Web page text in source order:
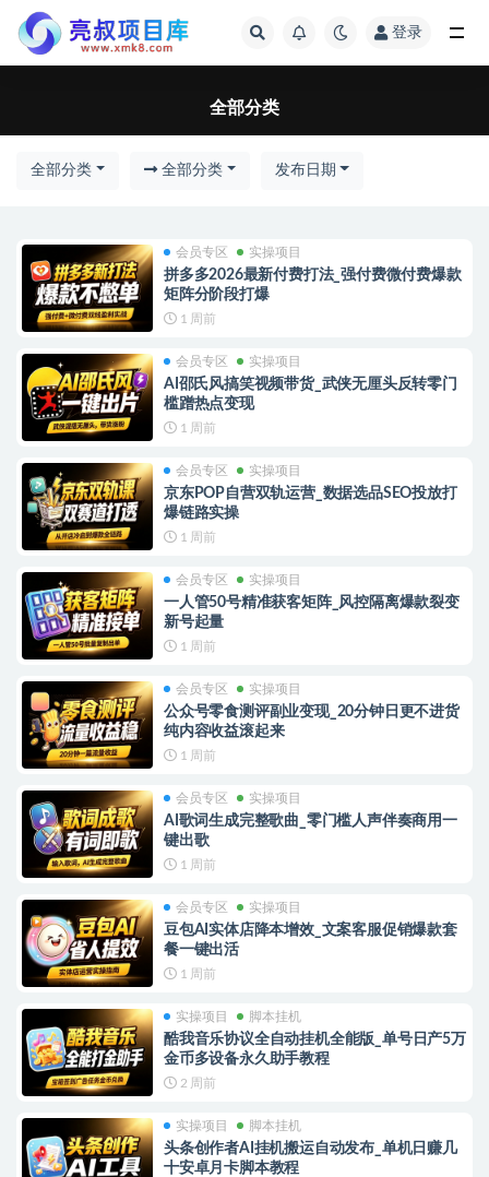
登录
全部分类
全部分类 全部分类 发布日期
会员专区 实操项目
拼多多2026最新付费打法_强付费微付费爆款
矩阵分阶段打爆
1 周前
会员专区 实操项目
AI邵氏风搞笑视频带货_武侠无厘头反转零门
槛蹭热点变现
1 周前
会员专区 实操项目
京东POP自营双轨运营_数据选品SEO投放打
爆链路实操
1 周前
会员专区 实操项目
一人管50号精准获客矩阵_风控隔离爆款裂变
新号起量
1 周前
会员专区 实操项目
公众号零食测评副业变现_20分钟日更不进货
纯内容收益滚起来
1 周前
会员专区 实操项目
AI歌词生成完整歌曲_零门槛人声伴奏商用一
键出歌
1 周前
会员专区 实操项目
豆包AI实体店降本增效_文案客服促销爆款套
餐一键出活
1 周前
实操项目 脚本挂机
酷我音乐协议全自动挂机全能版_单号日产5万
金币多设备永久助手教程
2 周前
实操项目 脚本挂机
头条创作者AI挂机搬运自动发布_单机日赚几
十安卓月卡脚本教程